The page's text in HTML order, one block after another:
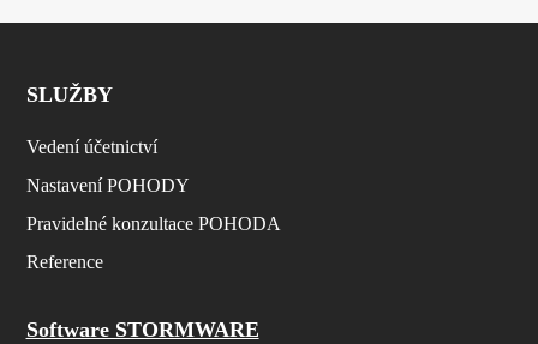
SLUŽBY
Vedení účetnictví
Nastavení POHODY
Pravidelné konzultace POHODA
Reference
Software STORMWARE